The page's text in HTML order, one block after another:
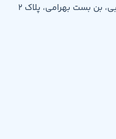
بن بست بهرامی، پلاک 2